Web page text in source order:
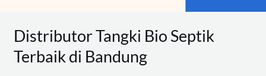
Distributor Tangki Bio Septik
Terbaik di Bandung